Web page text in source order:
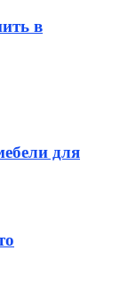
в
для